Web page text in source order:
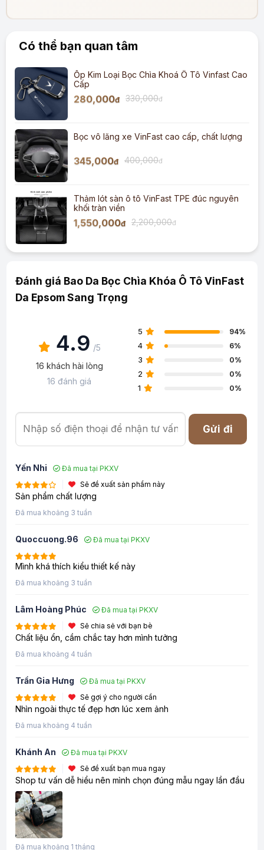
Có thể bạn quan tâm
Ốp Kim Loại Bọc Chìa Khoá Ô Tô Vinfast Cao
Cấp
280,000đ 330,000đ
Bọc vô lăng xe VinFast cao cấp, chất lượng
345,000đ 400,000đ
Thảm lót sàn ô tô VinFast TPE đúc nguyên
khối tràn viền
1,550,000đ 2,200,000đ
Đánh giá Bao Da Bọc Chìa Khóa Ô Tô VinFast
Da Epsom Sang Trọng
4.9 /5
16 khách hài lòng
16 đánh giá
5 94%
4 6%
3 0%
2 0%
1 0%
Gửi đi
Yến Nhi
Đã mua tại PKXV
Sẽ đề xuất sản phẩm này
Sản phẩm chất lượng
Đã mua khoảng 3 tuần
Quoccuong.96 Đã mua tại PKXV
Mình khá thích kiểu thiết kế này
Đã mua khoảng 3 tuần
Lâm Hoàng Phúc
Đã mua tại PKXV
Sẽ chia sẻ với bạn bè
Chất liệu ổn, cầm chắc tay hơn mình tưởng
Đã mua khoảng 4 tuần
Trần Gia Hưng
Đã mua tại PKXV
Sẽ gợi ý cho người cần
Nhìn ngoài thực tế đẹp hơn lúc xem ảnh
Đã mua khoảng 4 tuần
Khánh An
Đã mua tại PKXV
Sẽ đề xuất bạn mua ngay
Shop tư vấn dễ hiểu nên mình chọn đúng mẫu ngay lần đầu
Đã mua khoảng 1 tháng